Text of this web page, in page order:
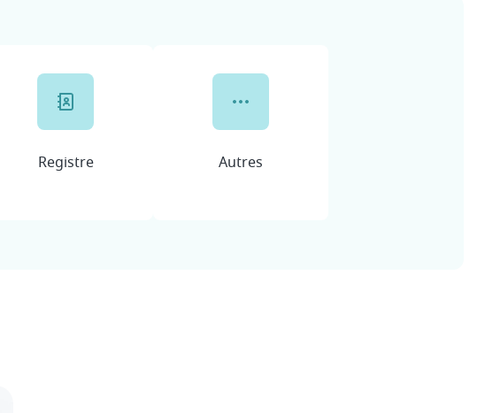
Registre Autres